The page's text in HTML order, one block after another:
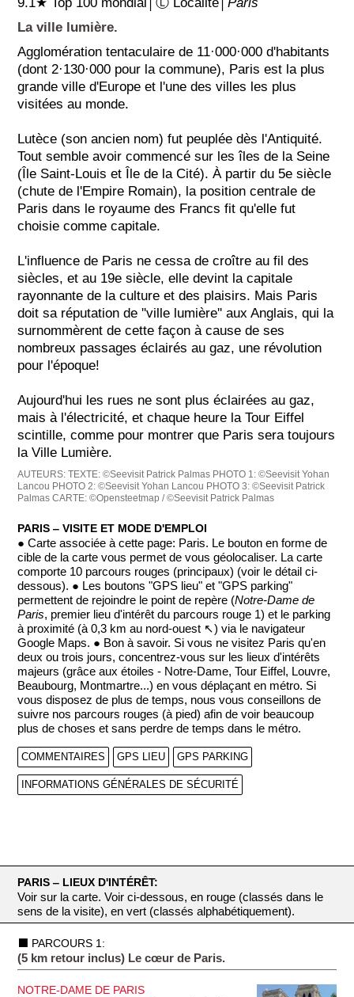
La ville lumière.
Agglomération tentaculaire de 11·000·000 d'habitants
(dont 2·130·000 pour la commune), Paris est la plus
grande ville d'Europe et l'une des villes les plus
visitées au monde.
Lutèce (son ancien nom) fut peuplée dès l'Antiquité.
Tout semble avoir commencé sur les îles de la Seine
(Île Saint-Louis et Île de la Cité). À partir du 5e siècle
(chute de l'Empire Romain), la position centrale de
Paris dans le royaume des Francs fit qu'elle fut
choisie comme capitale.
L'influence de Paris ne cessa de croître au fil des
siècles, et au 19e siècle, elle devint la capitale
rayonnante de la culture et des plaisirs. Mais Paris
doit sa réputation de ''ville lumière'' aux Anglais, qui la
surnommèrent de cette façon à cause de ses
nombreux passages éclairés au gaz, une révolution
pour l'époque!
Aujourd'hui les rues ne sont plus éclairées au gaz,
mais à l'électricité, et chaque heure la Tour Eiffel
scintille, comme pour montrer que Paris sera toujours
la Ville Lumière.
AUTEURS:TEXTE: ©Seevisit Patrick Palmas PHOTO 1: ©Seevisit Yohan
Lancou PHOTO 2: ©Seevisit Yohan Lancou PHOTO 3: ©Seevisit Patrick
Palmas CARTE: ©Opensteetmap / ©Seevisit Patrick Palmas
PARIS ‒ VISITE ET MODE D'EMPLOI
● Carte associée à cette page: Paris. Le bouton en forme de
cible de la carte vous permet de vous géolocaliser. La carte
comporte 10 parcours rouges (principaux) (voir le détail ci-
dessous). ● Les boutons "GPS lieu" et "GPS parking"
permettent de rejoindre le point de repère (Notre-Dame de
Paris, premier lieu d'intérêt du parcours rouge 1) et le parking
à proximité (à 0,3 km au nord-ouest ↖) via le navigateur
Google Maps. ● Bon à savoir. Si vous ne visitez Paris qu'en
deux ou trois jours, concentrez-vous sur les lieux d'intérêts
majeurs (grâce aux étoiles - Notre-Dame, Tour Eiffel, Louvre,
Beaubourg, Montmartre...) en vous déplaçant en métro. Si
vous disposez de plus de temps, nous vous conseillons de
suivre nos parcours rouges (à pied) afin de voir beaucoup
plus de choses et sans perdre de temps dans le métro.
COMMENTAIRES GPS LIEU GPS PARKING
INFORMATIONS GÉNÉRALES DE SÉCURITÉ
PARIS ‒ LIEUX D'INTÉRÊT:
Voir sur la carte. Voir ci-dessous, en rouge (classés dans le
sens de la visite), en vert (classés alphabétiquement).
⬛ PARCOURS 1:
(5 km retour inclus) Le cœur de Paris.
NOTRE-DAME DE PARIS